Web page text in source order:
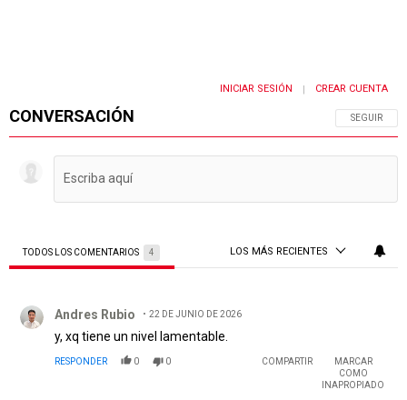
CONVERSACIÓN SIGA ESTA
SEGUIR
INICIAR SESIÓN CREAR CUENTA
TODOS LOS COMENTARIOS 4 LOS MÁS RECIENTES
Andres Rubio 22 DE JUNIO DE 2026
y, xq tiene un nivel lamentable.
RESPONDER 0 0 COMPARTIR
MARCAR
COMO
INAPROPIADO